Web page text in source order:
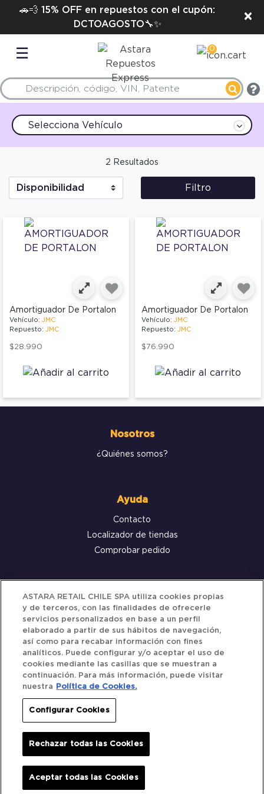
🚗💨 15% OFF en repuestos con el cupón:
DCTOAGOSTO🔧✨
×
☰ 0
Selecciona Vehículo
2 Resultados
Filtro
Amortiguador De Portalon
Vehículo: JMC
Repuesto: JMC
$28.990
Amortiguador De Portalon
Vehículo: JMC
Repuesto: JMC
$76.990
Nosotros
¿Quiénes somos?
Ayuda
Contacto
Localizador de tiendas
Comprobar pedido
Servicio al cliente
Términos y Condiciones
Política de privacidad
Siguenos
Redes Sociales
Iberocar © 2025. All Rights Reserved.
ASTARA RETAIL CHILE SPA utiliza cookies propias
y de terceros, con las finalidades de ofrecerle
servicios personalizados en base a un perfil
elaborado a partir de sus hábitos de navegación,
así como para recabar información con fines
analíticos. Puede configurar y/o aceptar el uso de
cookies mediante las casillas que se muestran a
continuación. Para más información, puede visitar
nuestra
Política de Cookies.
Configurar Cookies
Rechazar todas las Cookies
Aceptar todas las Cookies